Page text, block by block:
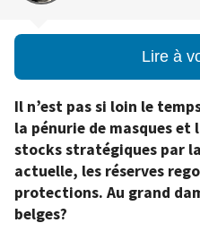
Lire à
Il n’est pas si loin le
la pénurie de masques
stocks stratégiques par
actuelle, les réserves
protections. Au grand
belges?